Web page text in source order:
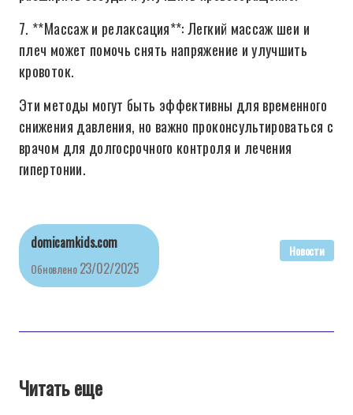
7. **Массаж и релаксация**: Легкий массаж шеи и
плеч может помочь снять напряжение и улучшить
кровоток.
Эти методы могут быть эффективны для временного
снижения давления, но важно проконсультироваться с
врачом для долгосрочного контроля и лечения
гипертонии.
domicamkids.com
Обновлено 23/02/2025
Новости
Читать еще